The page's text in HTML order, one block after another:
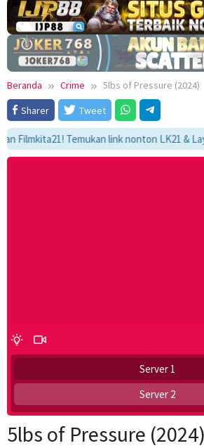
Beranda Crime
5lbs of Pressure (2024)
Sharer
Tweet
Temukan link nonton LK21 &
Server 1
Server 2
5lbs of Pressure (2024)